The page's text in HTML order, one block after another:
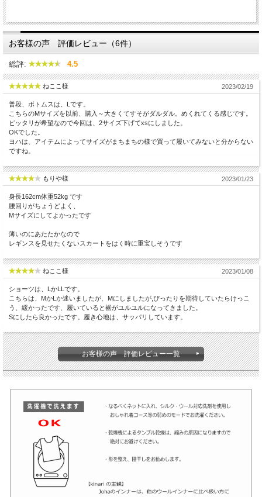
お客様の声 評価レビュー（6件）
総評: 4.5
ねここ様 2023/02/19
普段、ボトムスは、Lです。
こちらのМサイズを以前、購入～大きくてすそがダルダル。めくれてくる感じです。
ピッタリが希望なので今回は、2サイズ下げてxsにしました。
OKでした。
ヨハは、アイテムによってサイズがまちまちの様で買って履いてみないと分からない
ですね。
もりや様 2023/01/23
身長162cm体重52kg です
腰回りがちょうどよく、
Mサイズにしてよかったです
薄いのにあたたかなので
レギンスを見せたくないスカートをはく時に重宝しそうです
ねここ様 2023/01/08
ショーツは、LかLLです。
こちらは、МかLか迷いましたが、Мにしましたが,ぴったりを期待していたらけっこ
う、緩かったです、履いていると裾がユルユルになってきました。
Sにしたら良かったです。履き心地は、サッパリしています。
お客様の声 評価レビュー一覧